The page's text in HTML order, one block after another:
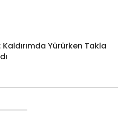
Yürürken Takla